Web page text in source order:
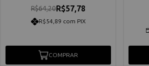
R$64,20R$57,78
R$54,89 com PIX
COMPRAR